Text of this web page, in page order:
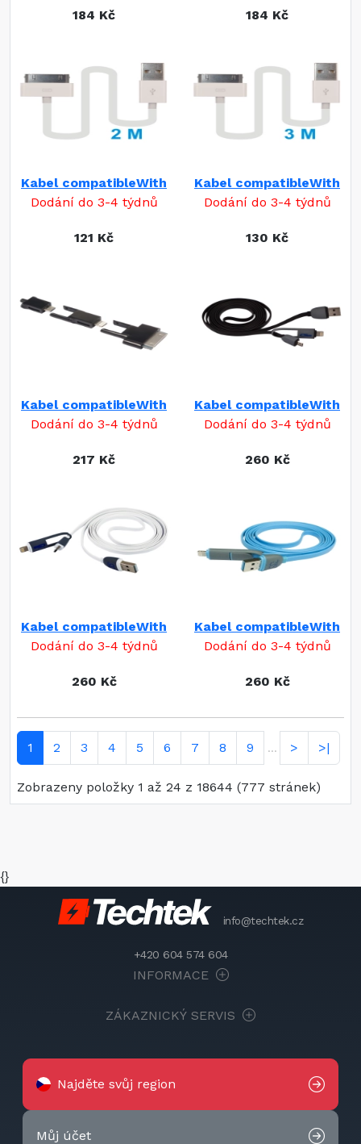
184 Kč 184 Kč
Kabel compatibleWith
Dodání do 3-4 týdnů
121 Kč
Kabel compatibleWith
Dodání do 3-4 týdnů
130 Kč
Kabel compatibleWith
Dodání do 3-4 týdnů
217 Kč
Kabel compatibleWith
Dodání do 3-4 týdnů
260 Kč
Kabel compatibleWith
Dodání do 3-4 týdnů
260 Kč
Kabel compatibleWith
Dodání do 3-4 týdnů
260 Kč
1 2 3 4 5 6 7 8 9 ... > >|
Zobrazeny položky 1 až 24 z 18644 (777 stránek)
{}
info@techtek.cz
+420 604 574 604
INFORMACE
ZÁKAZNICKÝ SERVIS
Najděte svůj region
Můj účet